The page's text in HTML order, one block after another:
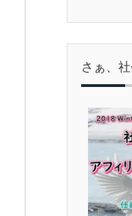
さぁ、